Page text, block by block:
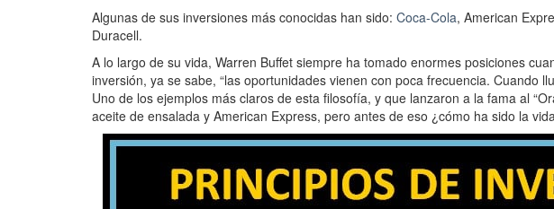
Algunas de sus inversiones más conocidas han sido: Coca-Cola, American
Duracell.
A lo largo de su vida, Warren Buffet siempre ha tomado enormes posiciones
inversión, ya se sabe, “las oportunidades vienen con poca frecuencia. Cuando
Uno de los ejemplos más claros de esta filosofía, y que lanzaron a la fama al
aceite de ensalada y American Express, pero antes de eso ¿cómo ha sido la